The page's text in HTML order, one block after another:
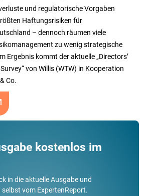
und regulatorische Vorgaben
Haftungsrisiken für
– dennoch räumen viele
zu wenig strategische
Ergebnis kommt der aktuelle „Directors’
von Willis (WTW) in Kooperation
Co.
kostenlos im
in die aktuelle Ausgabe und
selbst vom ExpertenReport.